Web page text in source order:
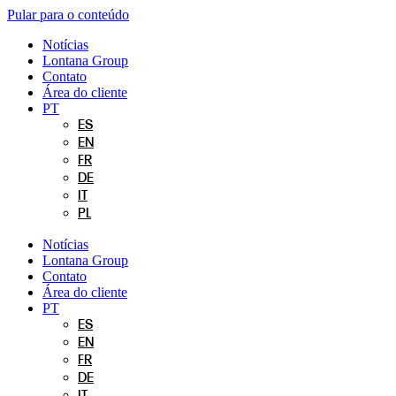
Pular para o conteúdo
Notícias
Lontana Group
Contato
Área do cliente
PT
ES
EN
FR
DE
PL
Notícias
Lontana Group
Contato
Área do cliente
PT
ES
EN
FR
DE